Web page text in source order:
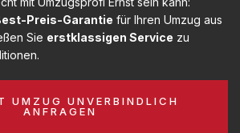
Preis-Garantie für Ihren Umzug aus
Sie erstklassigen Service zu
UMZUG UNVERBINDLICH
ANFRAGEN